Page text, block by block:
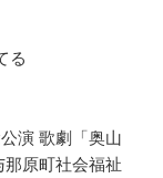
る
演 歌劇「奥山
原町社会福祉